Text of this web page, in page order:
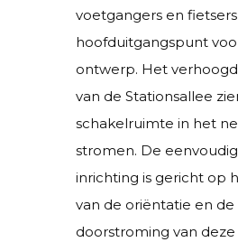
voetgangers en fietsers
hoofduitgangspunt
ontwerp. Het
van de Stationsallee
schakelruimte in het
stromen. De
inrichting is gericht op
van de oriëntatie en de
doorstroming van